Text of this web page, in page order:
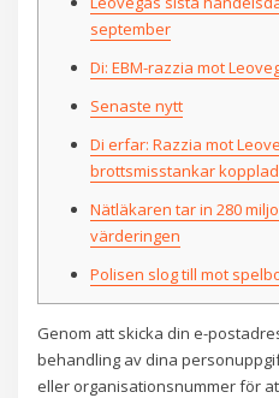
september
Di: EBM-razzia mot
Senaste nytt
Di erfar: Razzia mot
brottsmisstankar
Nätläkaren tar in 280
värderingen
Polisen slog till mot
Genom att skicka din e-
behandling av dina
eller organisationsnummer för